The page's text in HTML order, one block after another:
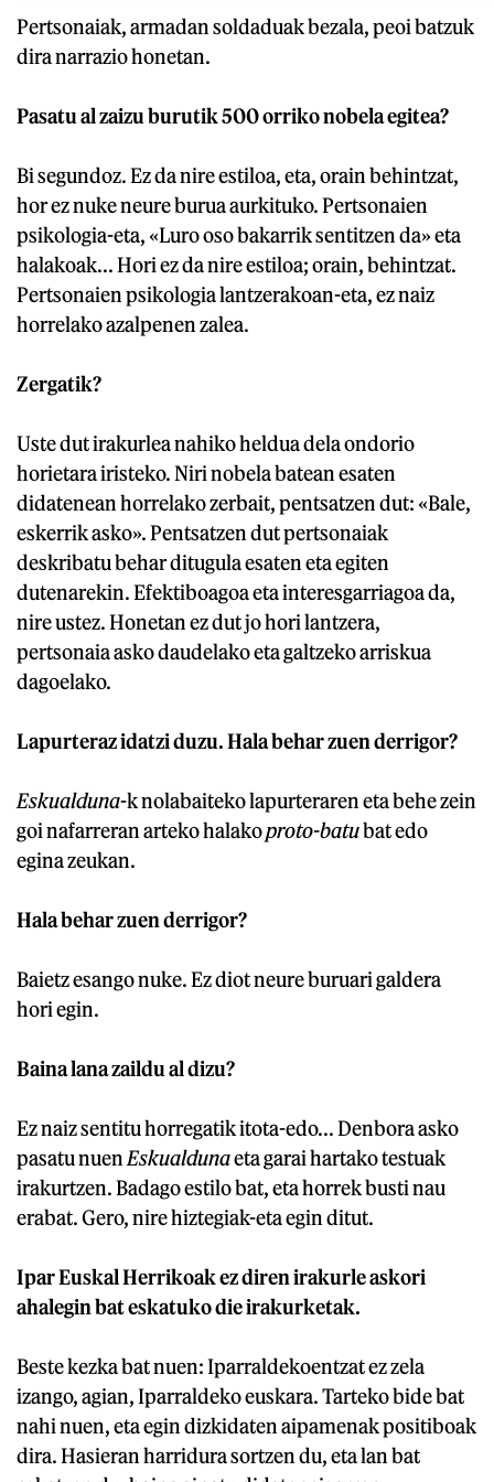
Pertsonaiak, armadan soldaduak bezala, peoi batzuk
dira narrazio honetan.
Pasatu al zaizu burutik 500 orriko nobela egitea?
Bi segundoz. Ez da nire estiloa, eta, orain behintzat,
hor ez nuke neure burua aurkituko. Pertsonaien
psikologia-eta, «Luro oso bakarrik sentitzen da» eta
halakoak... Hori ez da nire estiloa; orain, behintzat.
Pertsonaien psikologia lantzerakoan-eta, ez naiz
horrelako azalpenen zalea.
Zergatik?
Uste dut irakurlea nahiko heldua dela ondorio
horietara iristeko. Niri nobela batean esaten
didatenean horrelako zerbait, pentsatzen dut: «Bale,
eskerrik asko». Pentsatzen dut pertsonaiak
deskribatu behar ditugula esaten eta egiten
dutenarekin. Efektiboagoa eta interesgarriagoa da,
nire ustez. Honetan ez dut jo hori lantzera,
pertsonaia asko daudelako eta galtzeko arriskua
dagoelako.
Lapurteraz idatzi duzu. Hala behar zuen derrigor?
Eskualduna-k nolabaiteko lapurteraren eta behe zein
goi nafarreran arteko halakoproto-batubat edo
egina zeukan.
Hala behar zuen derrigor?
Baietz esango nuke. Ez diot neure buruari galdera
hori egin.
Baina lana zaildu al dizu?
Ez naiz sentitu horregatik itota-edo... Denbora asko
pasatu nuen Eskualdunaeta garai hartako testuak
irakurtzen. Badago estilo bat, eta horrek busti nau
erabat. Gero, nire hiztegiak-eta egin ditut.
Ipar Euskal Herrikoak ez diren irakurle askori
ahalegin bat eskatuko die irakurketak.
Beste kezka bat nuen: Iparraldekoentzat ez zela
izango, agian, Iparraldeko euskara. Tarteko bide bat
nahi nuen, eta egin dizkidaten aipamenak positiboak
dira. Hasieran harridura sortzen du, eta lan bat